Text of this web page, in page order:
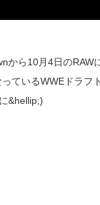
から10月4日のRAW
ているWWEドラフト
&hellip;)